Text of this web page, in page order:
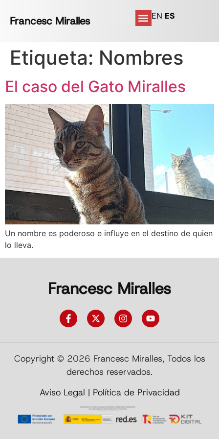
Francesc Miralles EN ES
Etiqueta: Nombres
El caso del Gato Miralles
Un nombre es poderoso e influye en el destino de quien
lo lleva.
Francesc Miralles
Copyright © 2026 Francesc Miralles, Todos los
derechos reservados.
Aviso Legal | Política de Privacidad